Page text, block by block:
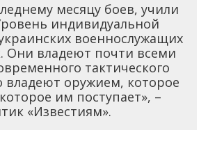
месяцу боев, учили
индивидуальной
военнослужащих
Они владеют почти всеми
тактического
владеют оружием, которое
им поступает», –
«Известиям».